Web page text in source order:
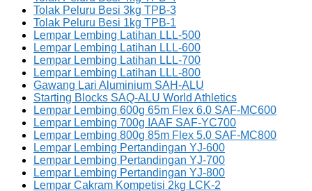
Tolak Peluru Besi 3kg TPB-3
Tolak Peluru Besi 1kg TPB-1
Lempar Lembing Latihan LLL-500
Lempar Lembing Latihan LLL-600
Lempar Lembing Latihan LLL-700
Lempar Lembing Latihan LLL-800
Gawang Lari Aluminium SAH-ALU
Starting Blocks SAQ-ALU World Athletics
Lempar Lembing 600g 65m Flex 6.0 SAF-MC600
Lempar Lembing 700g IAAF SAF-YC700
Lempar Lembing 800g 85m Flex 5.0 SAF-MC800
Lempar Lembing Pertandingan YJ-600
Lempar Lembing Pertandingan YJ-700
Lempar Lembing Pertandingan YJ-800
Lempar Cakram Kompetisi 2kg LCK-2